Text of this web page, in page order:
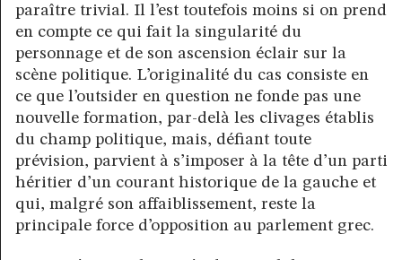
paraître trivial. Il l’est toutefois moins si on prend
en compte ce qui fait la singularité du
personnage et de son ascension éclair sur la
scène politique. L’originalité du cas consiste en
ce que l’outsider en question ne fonde pas une
nouvelle formation, par-delà les clivages établis
du champ politique, mais, défiant toute
prévision, parvient à s’imposer à la tête d’un parti
héritier d’un courant historique de la gauche et
qui, malgré son affaiblissement, reste la
principale force d’opposition au parlement grec.